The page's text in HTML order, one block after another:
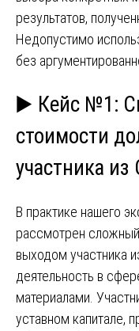
результатов,
Недопустимо
без
▶️ Кейс №1:
стоимости
участника
В практике нашего
рассмотрен
выходом участника
деятельность в
материалами.
уставном капитале,